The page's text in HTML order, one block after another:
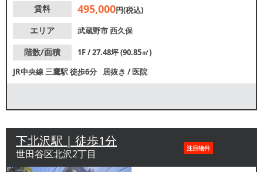
賃料
495,000円(税込)
エリア
武蔵野市西久保
階数/面積
1F / 27.48坪 (90.85㎡)
JR中央線三鷹駅徒歩6分 居抜き /医院
下北沢駅 | 徒歩1分
世田谷区北沢2丁目 注目物件